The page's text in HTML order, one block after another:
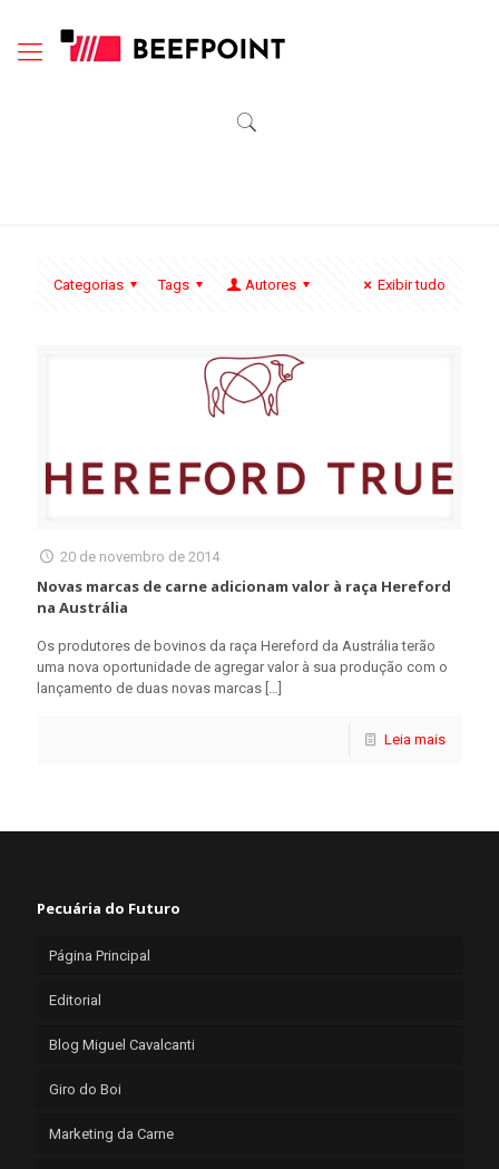
Categorias Tags Autores Exibir tudo
20 de novembro de 2014
Novas marcas de carne adicionam valor à raça Hereford
na Austrália
Os produtores de bovinos da raça Hereford da Austrália terão
uma nova oportunidade de agregar valor à sua produção com o
lançamento de duas novas marcas […]
Leia mais
Pecuária do Futuro
Página Principal
Editorial
Blog Miguel Cavalcanti
Giro do Boi
Marketing da Carne